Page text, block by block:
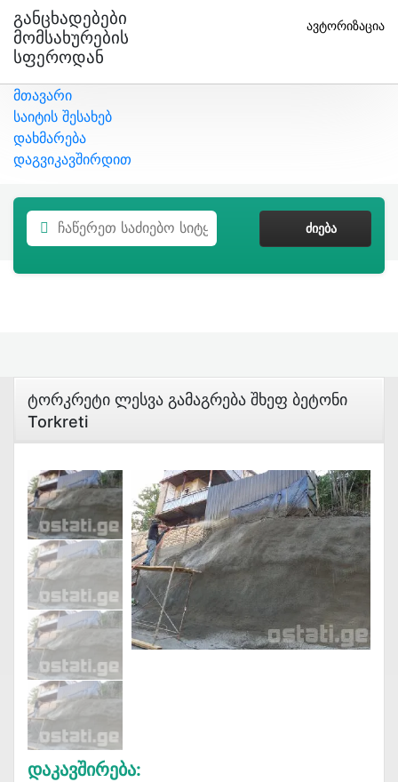
Განცხადებები
Მომსახურების
Სფეროდან
ავტორიზაცია
მთავარი
საიტის შესახებ
დახმარება
დაგვიკავშირდით
ᲫᲘᲔᲑᲐ
Ტორკრეტი Ლესვა Გამაგრება Შხეფ Ბეტონი
Torkreti
Დაკავშირება: